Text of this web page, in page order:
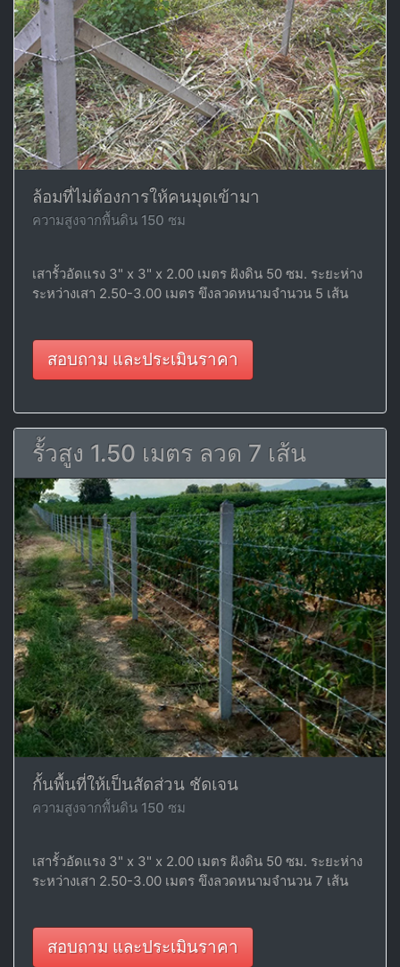
ล้อมที่ไม่ต้องการให้คนมุดเข้ามา
ความสูงจากพื้นดิน 150 ซม
เสารั้วอัดแรง 3" x 3" x 2.00 เมตร ฝังดิน 50 ซม. ระยะห่าง
ระหว่างเสา 2.50-3.00 เมตร ขึงลวดหนามจำนวน 5 เส้น
สอบถาม และประเมินราคา
รั้วสูง 1.50 เมตร ลวด 7 เส้น
กั้นพื้นที่ให้เป็นสัดส่วน ชัดเจน
ความสูงจากพื้นดิน 150 ซม
เสารั้วอัดแรง 3" x 3" x 2.00 เมตร ฝังดิน 50 ซม. ระยะห่าง
ระหว่างเสา 2.50-3.00 เมตร ขึงลวดหนามจำนวน 7 เส้น
สอบถาม และประเมินราคา